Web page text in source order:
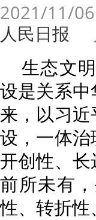
2021/11/
人民日报
生态文
设是关系
来，以习
设，一体
开创性、
前所未有
性、转折性